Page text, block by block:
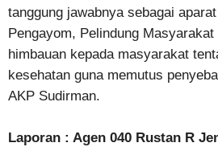
tanggung jawabnya sebagai
Pengayom, Pelindung
himbauan kepada masyarakat
kesehatan guna memutus
AKP Sudirman.
Laporan : Agen 040 Rustan R